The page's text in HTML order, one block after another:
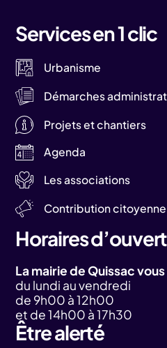
Services en 1 clic
Urbanisme
Démarches
Projets et chantiers
Agenda
Les associations
Contribution citoyenne
Horaires
La mairie de Quissac
du lundi au vendredi
de 9h00 à 12h00
et de 14h00 à 17h30
Être alerté